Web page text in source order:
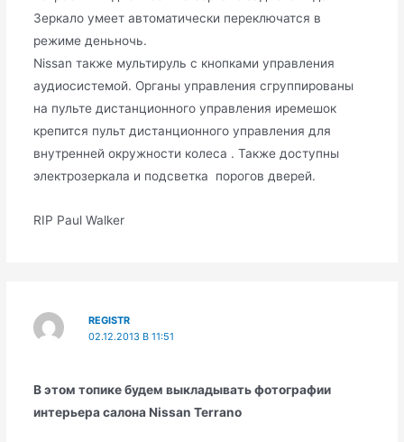
Зеркало умеет автоматически переключатся в
режиме деньночь.
Nissan также мультируль с кнопками управления
аудиосистемой. Органы управления сгруппированы
на пульте дистанционного управления иремешок
крепится пульт дистанционного управления для
внутренней окружности колеса . Также доступны
электрозеркала и подсветка порогов дверей.
RIP Paul Walker
REGISTR
02.12.2013 В 11:51
В этом топике будем выкладывать фотографии
интерьера салона Nissan Terrano